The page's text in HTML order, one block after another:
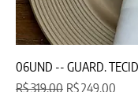
06UND -- GUARD.
Preço normal
R$ 319,00 Preço
R$ 249,00